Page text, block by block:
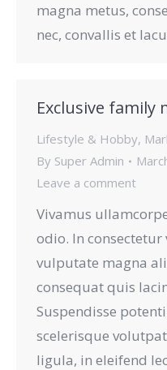
magna metus,
nec, convallis et
Exclusive family
Lifestyle & Hobby,
By Super Admin
Leave a comment
Vivamus
odio. In consectetur
vulputate magna
consequat quis
Suspendisse
scelerisque
ligula, in eleifend